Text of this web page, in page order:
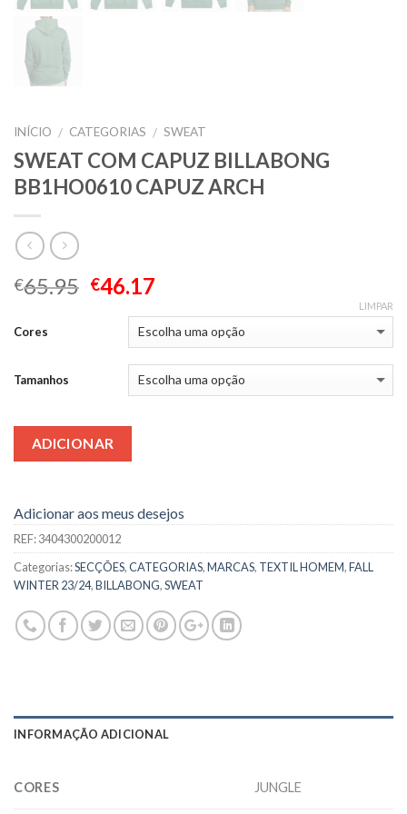
INÍCIO / CATEGORIAS / SWEAT
SWEAT COM CAPUZ BILLABONG
BB1HO0610 CAPUZ ARCH
€65.95 €46.17
Cores
Tamanhos
LIMPAR
ADICIONAR
Adicionar aos meus desejos
REF:3404300200012
Categorias:SECÇÕES,CATEGORIAS,MARCAS, TEXTIL HOMEM,FALL
WINTER 23/24,BILLABONG,SWEAT
INFORMAÇÃO ADICIONAL
CORES JUNGLE